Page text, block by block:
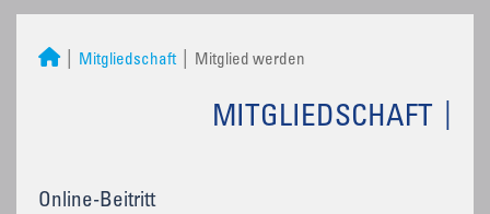
Mitgliedschaft Mitglied werden
MITGLIEDSCHAFT
Online-Beitritt